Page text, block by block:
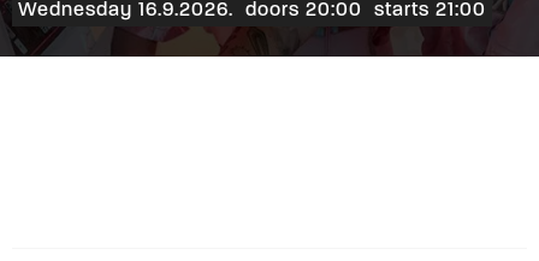
Wednesday 16.9.2026. doors 20:00 starts 21:00